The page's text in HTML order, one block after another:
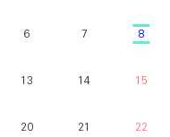
6 7 8
13 14 15
20 21 22